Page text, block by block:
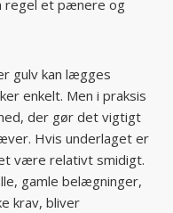
regel et pænere og
gulv kan lægges
enkelt. Men i praksis
der gør det vigtigt
Hvis underlaget er
være relativt smidigt.
gamle belægninger,
krav, bliver